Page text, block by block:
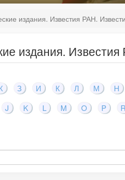
издания. Известия РАН.
издания.
З И К Л М Н
J K L M O P R